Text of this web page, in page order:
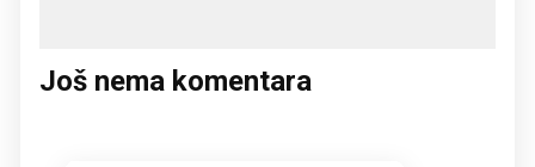
Još nema komentara